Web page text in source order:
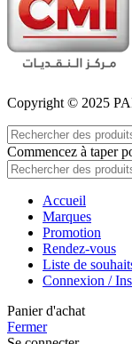
Copyright © 2025
Commencez à taper
Accueil
Marques
Promotion
Rendez-vous
Liste de
Connexion /
Panier d'achat
Fermer